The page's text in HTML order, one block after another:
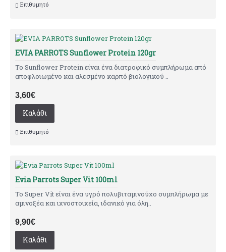
Επιθυμητό
EVIA PARROTS Sunflower Protein 120gr
Το Sunflower Protein είναι ένα διατροφικό συμπλήρωμα από
αποφλοιωμένο και αλεσμένο καρπό βιολογικού ..
3,60€
Καλάθι
Επιθυμητό
Evia Parrots Super Vit 100ml
Το Super Vit είναι ένα υγρό πολυβιταμινούχο συμπλήρωμα με
αμινοξέα και ιχνοστοιχεία, ιδανικό για όλη..
9,90€
Καλάθι